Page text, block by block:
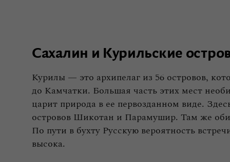
Сахалин и Курильские
Курилы — это архипелаг из 56 островов,
до Камчатки. Большая часть этих мест
царит природа в ее первозданном виде.
островов Шикотан и Парамушир. Там же
По пути в бухту Русскую вероятность
высока.